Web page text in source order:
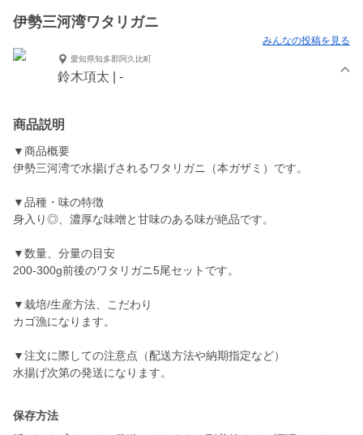
伊勢三河湾ワタリガニ
みんなの投稿を見る
愛知県知多郡阿久比町
鈴木項太 | -
商品説明
▼商品概要
伊勢三河湾で水揚げされるワタリガニ（本ガザミ）です。
▼品種・味の特徴
身入り◎、濃厚な味噌と甘味のある味が絶品です。
▼数量、分量の目安
200-300g前後のワタリガニ5尾セットです。
▼栽培/生産方法、こだわり
カゴ漁になります。
▼注文に際しての注意点（配送方法や納期指定など）
水揚げ次第の発送になります。
保存方法